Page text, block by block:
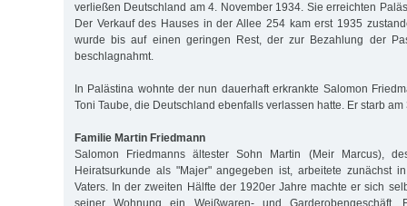
verließen Deutschland am 4. November 1934. Sie erreichten
Der Verkauf des Hauses in der Allee 254 kam erst 1935
wurde bis auf einen geringen Rest, der zur Bezahlung der
beschlagnahmt.
In Palästina wohnte der nun dauerhaft erkrankte Salomon
Toni Taube, die Deutschland ebenfalls verlassen hatte. Er starb am
Familie Martin Friedmann
Salomon Friedmanns ältester Sohn Martin (Meir Marcus),
Heiratsurkunde als "Majer" angegeben ist, arbeitete zunächst
Vaters. In der zweiten Hälfte der 1920er Jahre machte er sich
seiner Wohnung ein Weißwaren- und